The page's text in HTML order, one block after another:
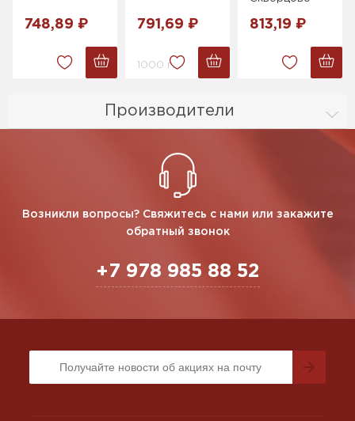
Производители
748,89 ₽ 791,69 ₽
1000 г.
813,19 ₽
Возникли вопросы? Свяжитесь с нами или закажите
обратный звонок
+7 978 985 88 52